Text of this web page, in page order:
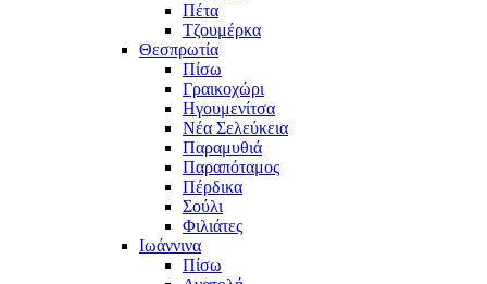
Πέτα
Τζουμέρκα
Θεσπρωτία
Πίσω
Γραικοχώρι
Ηγουμενίτσα
Νέα Σελεύκεια
Παραμυθιά
Παραπόταμος
Πέρδικα
Σούλι
Φιλιάτες
Ιωάννινα
Πίσω